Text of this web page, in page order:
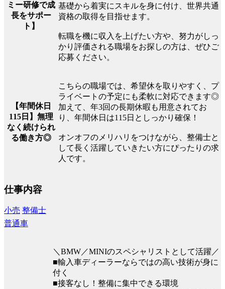
ミー研修で成
長をサポー
ト】
基礎から着実にスキルを身に付け、世界共通
資格の取得を目指せます。
転職を機に収入を上げたい方や、努力がしっ
かり評価される職場をお探しの方は、ぜひご
応募ください。
【年間休日
115日】無理
なく続けられ
る働き方◎
こちらの職場では、希望休を取りやすく、プ
ライベートの予定にも柔軟に対応できます◎
加えて、年3回の長期休暇も用意されてお
り、年間休日は115日としっかり確保！
オンオフのメリハリをつけながら、整備士と
して長く活躍していきたい方にぴったりの求
人です。
仕事内容
小売 整備士
普通車
＼BMW／MINIのスペシャリストとして活躍／
■輸入車ディーラーならではの高い技術が身に
付く
■接客なし！整備に集中できる環境